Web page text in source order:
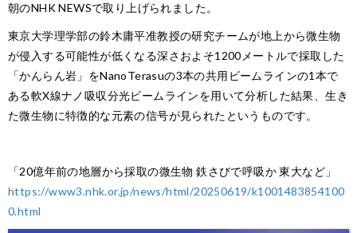
朝のNHK NEWSで取り上げられました。
東京大学理学部の鈴木庸平准教授の研究チームが地上から微生物
が侵入する可能性が低くなる深さおよそ1200メートルで採取した
「かんらん岩」をNanoTerasuの3本の共用ビームラインの1本で
ある軟X線ナノ吸収分光ビームラインを用いて分析した結果、生き
た微生物に特徴的な元素の信号が見られたというものです。
「20億年前の地層から採取の微生物 鉄さびで呼吸か 東大など」
https://www3.nhk.or.jp/news/html/20250619/k1001483854100
0.html